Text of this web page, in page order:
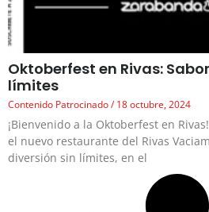
Oktoberfest en Rivas:
límites
Contenido Patrocinado 18 octubre, 2024
¡Bienvenido a la Oktoberfest en
el nuevo restaurante del Rivas
diversión sin límites, en el